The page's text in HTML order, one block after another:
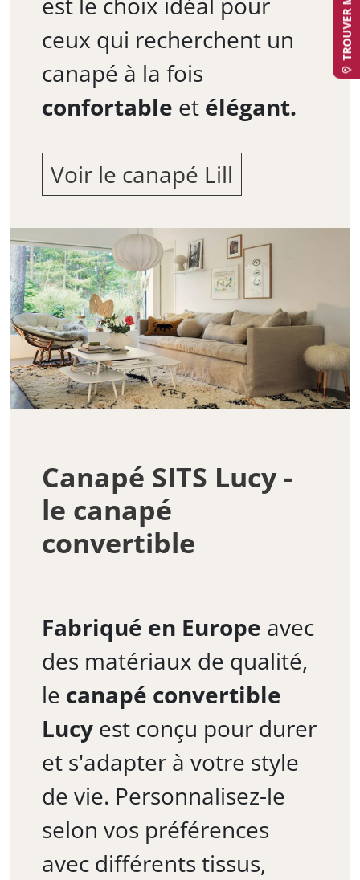
ceux qui recherchent un
canapé à la fois
confortable et élégant.
Voir le canapé Lill
Canapé SITS Lucy -
le canapé
convertible
Fabriqué en Europe avec
des matériaux de qualité,
le canapé convertible
Lucy est conçu pour durer
et s'adapter à votre style
de vie. Personnalisez-le
selon vos préférences
avec différents tissus,